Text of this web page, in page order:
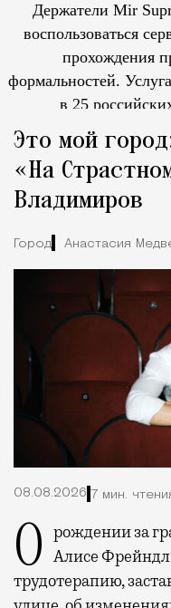
Держатели Mir
воспользоваться
прохождения
формальностей.
в 25
Это мой
«На
Владимиров
Город Анастасия
08.08.2026 7 мин.
О рождении за границей благодаря бабушке Алисе
трудотерапию,